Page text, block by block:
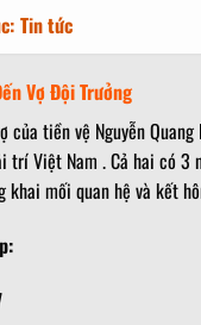
Tin tức
Vợ Đội Trưởng
của tiền vệ Nguyễn
trí Việt Nam . Cả hai có 3
mối quan hệ và kết